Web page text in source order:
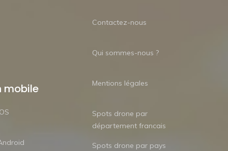
mobile
Contactez-nous
Qui sommes-nous ?
Mentions légales
Spots drone par
département francais
Spots drone par pays